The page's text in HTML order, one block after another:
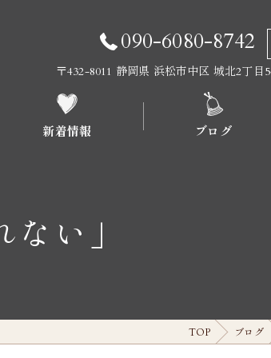
090-6080-8742
〒432-8011 静岡県 浜松市中区 城北2丁
新着情報 ブログ
い」
TOP ブログ